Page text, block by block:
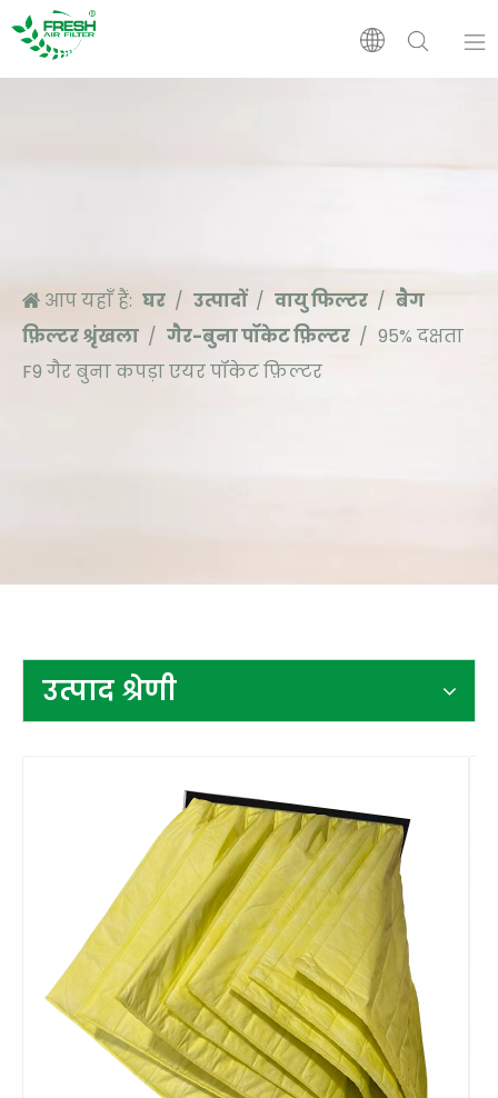
आवेदन
आप यहाँ हैं: घर / उत्पादों / वायु फिल्टर / बैग
फ़िल्टर श्रृंखला / गैर-बुना पॉकेट फ़िल्टर / 95% दक्षता
F9 गैर बुना कपड़ा एयर पॉकेट फ़िल्टर
उत्पाद श्रेणी